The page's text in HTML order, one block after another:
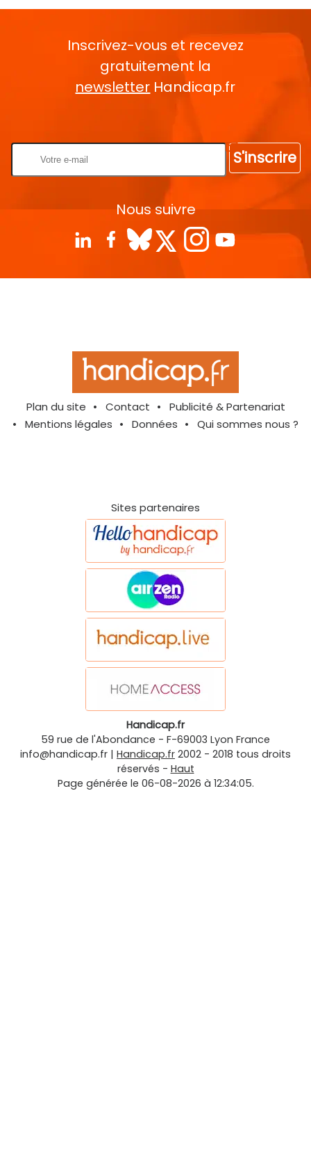
Inscrivez-vous et recevez
gratuitement la
newsletter Handicap.fr
S'inscrire
Nous suivre
Plan du site Contact
Publicité & Partenariat
Mentions légales
Données Qui sommes nous ?
Sites partenaires
Handicap.fr
59 rue de l'Abondance - F-69003 Lyon France
info@handicap.fr | Handicap.fr 2002 - 2018 tous droits
réservés - Haut
Page générée le 06-08-2026 à 12:34:05.